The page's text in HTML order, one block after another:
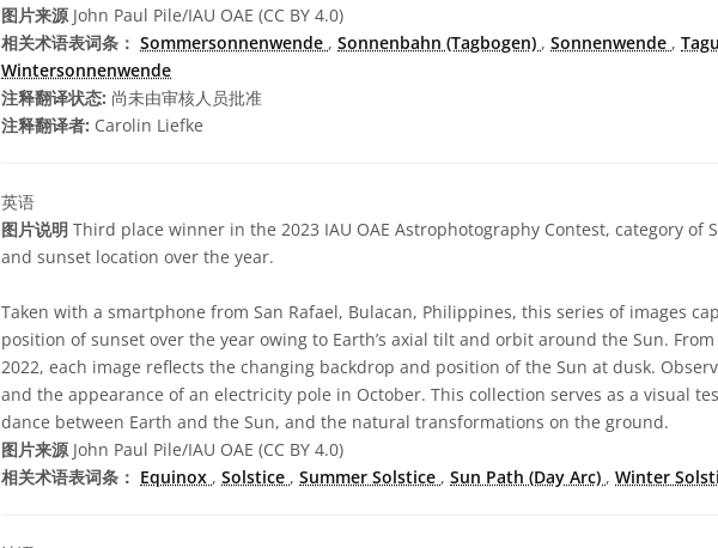
图片来源John Paul Pile/IAU OAE (CC BY 4.0)
相关术语表词条： Sommersonnenwende , Sonnenbahn (Tagbogen) , Sonnenwende ,
Wintersonnenwende
注释翻译状态: 尚未由审核人员批准
注释翻译者: Carolin Liefke
英语
图片说明 Third place winner in the 2023 IAU OAE Astrophotography Contest, category of
and sunset location over the year.
Taken with a smartphone from San Rafael, Bulacan, Philippines, this series of images
position of sunset over the year owing to Earth’s axial tilt and orbit around the Sun.
2022, each image reflects the changing backdrop and position of the Sun at dusk.
and the appearance of an electricity pole in October. This collection serves as a visual
dance between Earth and the Sun, and the natural transformations on the ground.
图片来源John Paul Pile/IAU OAE (CC BY 4.0)
相关术语表词条： Equinox , Solstice , Summer Solstice , Sun Path (Day Arc) , Winter